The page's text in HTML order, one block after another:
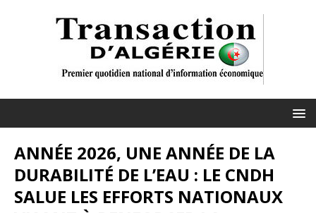
ANNÉE 2026, UNE ANNÉE DE LA
DURABILITÉ DE L’EAU : LE CNDH
SALUE LES EFFORTS NATIONAUX